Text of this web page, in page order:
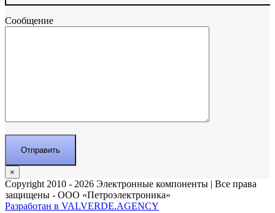
Сообщение
×
Copyright 2010 - 2026 Электронные компоненты | Все права
защищены - ООО «Петроэлектроника»
Разработан в VALVERDE.AGENCY